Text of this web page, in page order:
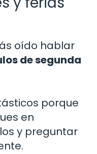
oído hablar
de segunda
porque
en
y preguntar